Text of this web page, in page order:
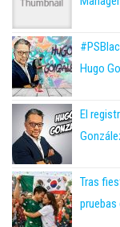
Hugo
El
Tras
pruebas